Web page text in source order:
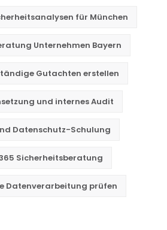
für München
Unternehmen Bayern
Gutachten erstellen
und internes Audit
Datenschutz-Schulung
Sicherheitsberatung
Datenverarbeitung prüfen